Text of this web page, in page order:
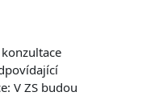
V ZS budou